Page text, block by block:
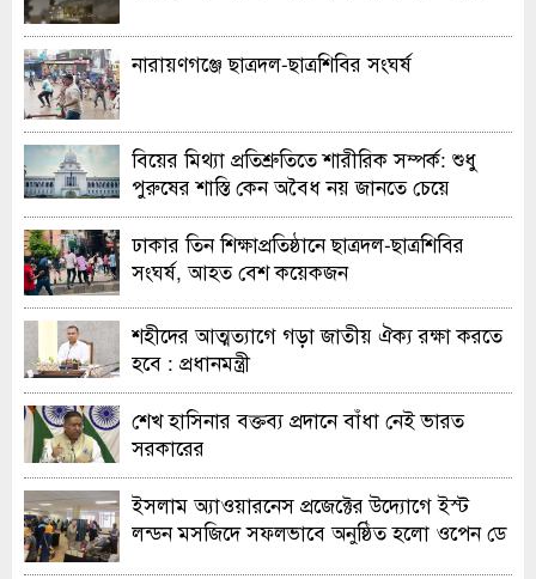
নারায়ণগঞ্জে ছাত্রদল-ছাত্রশিবির সংঘর্ষ
বিয়ের মিথ্যা প্রতিশ্রুতিতে শারীরিক সম্পর্ক: শুধু
পুরুষের শাস্তি কেন অবৈধ নয় জানতে চেয়ে
হাইকোর্টের রুল
ঢাকার তিন শিক্ষাপ্রতিষ্ঠানে ছাত্রদল-ছাত্রশিবির
সংঘর্ষ, আহত বেশ কয়েকজন
শহীদের আত্মত্যাগে গড়া জাতীয় ঐক্য রক্ষা করতে
হবে : প্রধানমন্ত্রী
শেখ হাসিনার বক্তব্য প্রদানে বাঁধা নেই ভারত
সরকারের
ইসলাম অ্যাওয়ারনেস প্রজেক্টের উদ্যোগে ইস্ট
লন্ডন মসজিদে সফলভাবে অনুষ্ঠিত হলো ওপেন ডে